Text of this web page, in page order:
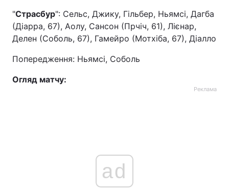
"Страсбур": Сельс, Джику, Гільбер, Ньямсі, Дагба
(Діарра, 67), Аолу, Сансон (Прчіч, 61), Лієнар,
Делен (Соболь, 67), Гамейро (Мотхіба, 67), Діалло
Попередження: Ньямсі, Соболь
Огляд матчу:
Реклама
ad